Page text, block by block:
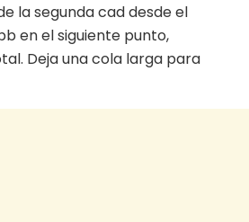
la segunda cad desde el
en el siguiente punto,
Deja una cola larga para